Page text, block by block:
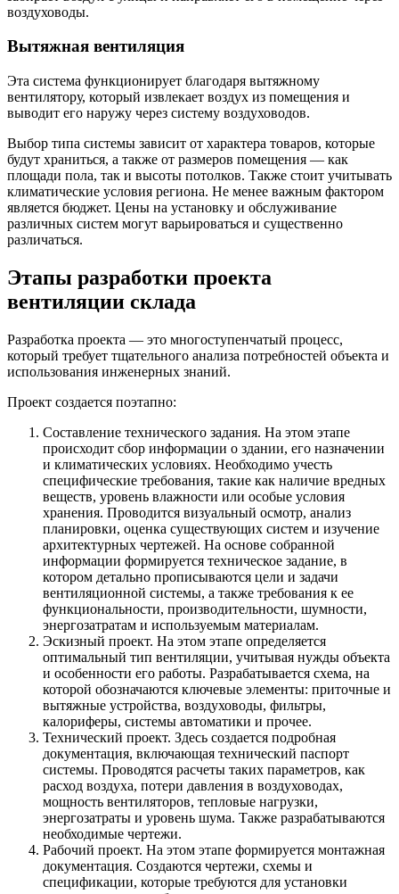
воздуховоды.
Вытяжная вентиляция
Эта система функционирует благодаря вытяжному
вентилятору, который извлекает воздух из помещения и
выводит его наружу через систему воздуховодов.
Выбор типа системы зависит от характера товаров, которые
будут храниться, а также от размеров помещения — как
площади пола, так и высоты потолков. Также стоит учитывать
климатические условия региона. Не менее важным фактором
является бюджет. Цены на установку и обслуживание
различных систем могут варьироваться и существенно
различаться.
Этапы разработки проекта
вентиляции склада
Разработка проекта — это многоступенчатый процесс,
который требует тщательного анализа потребностей объекта и
использования инженерных знаний.
Проект создается поэтапно:
Составление технического задания. На этом этапе
происходит сбор информации о здании, его назначении
и климатических условиях. Необходимо учесть
специфические требования, такие как наличие вредных
веществ, уровень влажности или особые условия
хранения. Проводится визуальный осмотр, анализ
планировки, оценка существующих систем и изучение
архитектурных чертежей. На основе собранной
информации формируется техническое задание, в
котором детально прописываются цели и задачи
вентиляционной системы, а также требования к ее
функциональности, производительности, шумности,
энергозатратам и используемым материалам.
Эскизный проект. На этом этапе определяется
оптимальный тип вентиляции, учитывая нужды объекта
и особенности его работы. Разрабатывается схема, на
которой обозначаются ключевые элементы: приточные и
вытяжные устройства, воздуховоды, фильтры,
калориферы, системы автоматики и прочее.
Технический проект. Здесь создается подробная
документация, включающая технический паспорт
системы. Проводятся расчеты таких параметров, как
расход воздуха, потери давления в воздуховодах,
мощность вентиляторов, тепловые нагрузки,
энергозатраты и уровень шума. Также разрабатываются
необходимые чертежи.
Рабочий проект. На этом этапе формируется монтажная
документация. Создаются чертежи, схемы и
спецификации, которые требуются для установки